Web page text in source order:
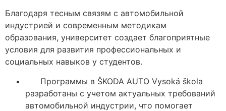
Благодаря тесным связям с автомобильной
индустрией и современным методикам
образования, университет создает благоприятные
условия для развития профессиональных и
социальных навыков у студентов.
Программы в ŠKODA AUTO Vysoká škola
разработаны с учетом актуальных требований
автомобильной индустрии, что помогает